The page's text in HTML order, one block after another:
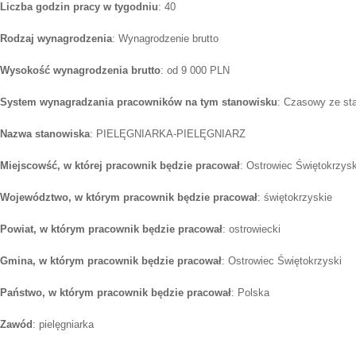
Liczba godzin pracy w tygodniu: 40
Rodzaj wynagrodzenia: Wynagrodzenie brutto
Wysokość wynagrodzenia brutto: od 9 000 PLN
System wynagradzania pracowników na tym stanowisku: Czasowy ze
Nazwa stanowiska: PIELĘGNIARKA-PIELĘGNIARZ
Miejscowść, w której pracownik będzie pracował: Ostrowiec
Województwo, w którym pracownik będzie pracował: świętokrzyskie
Powiat, w którym pracownik będzie pracował: ostrowiecki
Gmina, w którym pracownik będzie pracował: Ostrowiec Świętokrzyski
Państwo, w którym pracownik będzie pracował: Polska
Zawód : pielęgniarka